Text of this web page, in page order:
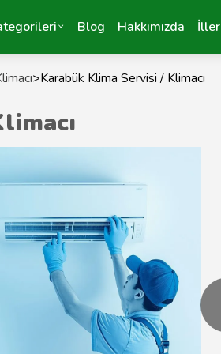
Blog Hakkımızda İller
>Karabük Klima Servisi / Klimacı